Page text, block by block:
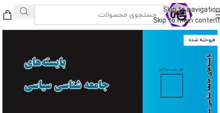
Skip to navigation
Skip to main content
فروخته شده